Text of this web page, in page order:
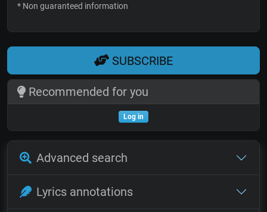
* Non guaranteed information
SUBSCRIBE
Recommended for you
Log in
Advanced search
Lyrics annotations